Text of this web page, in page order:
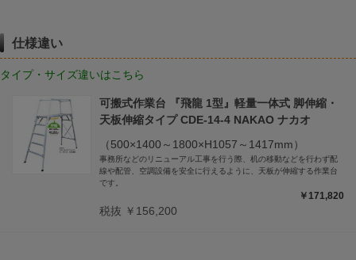
仕様違い
タイプ・サイズ違いはこちら
可搬式作業台 『飛龍 1型』軽量一体式 脚伸縮・
天板伸縮タイプ CDE-14-4 NAKAO ナカオ
（500×1400～1800×H1057～1417mm）
事務所などのリニューアル工事を行う際、机の移動などを行わず配
線や配管、空調設備を安全に行えるように、天板が伸縮する作業台
です。
￥171,820
税抜 ￥156,200